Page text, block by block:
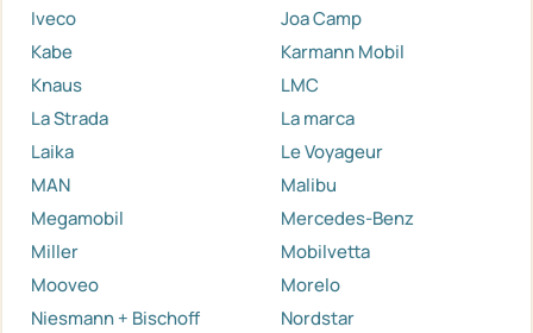
Iveco
Joa Camp
Kabe
Karmann Mobil
Knaus
LMC
La Strada
La marca
Laika
Le Voyageur
MAN
Malibu
Megamobil
Mercedes-Benz
Miller
Mobilvetta
Mooveo
Morelo
Niesmann + Bischoff
Nordstar